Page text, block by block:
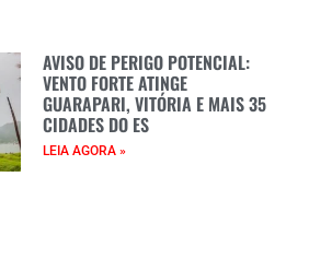
AVISO DE PERIGO POTENCIAL:
VENTO FORTE ATINGE
GUARAPARI, VITÓRIA E MAIS 35
CIDADES DO ES
LEIA AGORA »